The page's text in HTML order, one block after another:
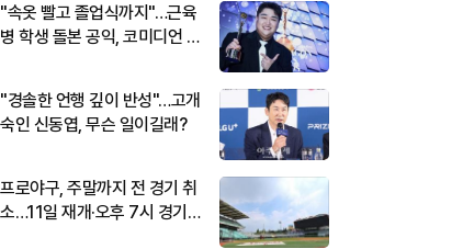
"속옷 빨고 졸업식까지"…근육
병 학생 돌본 공익, 코미디언 김
"경솔한 언행 깊이 반성"…고개
숙인 신동엽, 무슨 일이길래?
프로야구, 주말까지 전 경기 취
소…11일 재개·오후 7시 경기